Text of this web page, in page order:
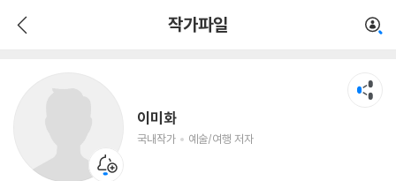
작가파일
이미화
국내작가 예술/여행 저자
예술/여행 저자